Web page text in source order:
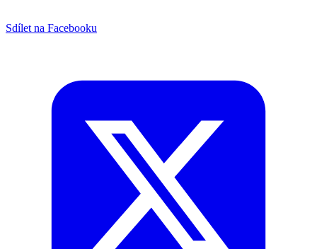
Sdílet na Facebooku